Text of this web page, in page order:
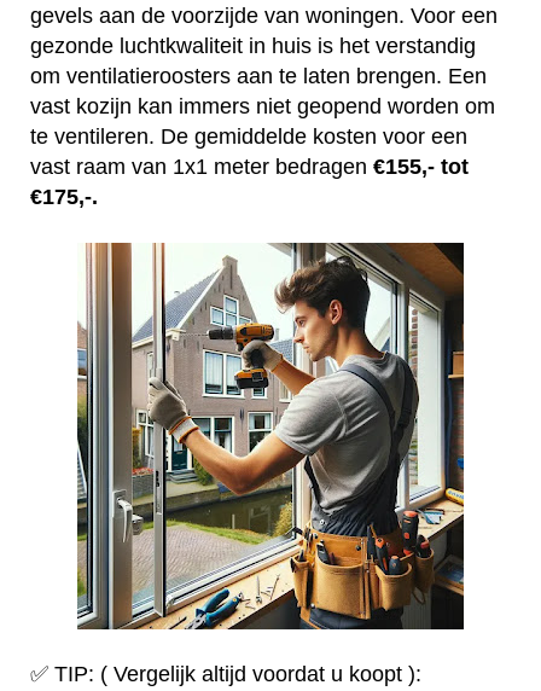
gevels aan de voorzijde van woningen. Voor een
gezonde luchtkwaliteit in huis is het verstandig
om ventilatieroosters aan te laten brengen. Een
vast kozijn kan immers niet geopend worden om
te ventileren. De gemiddelde kosten voor een
vast raam van 1x1 meter bedragen €155,- tot
€175,-.
✅ TIP: ( Vergelijk altijd voordat u koopt ):